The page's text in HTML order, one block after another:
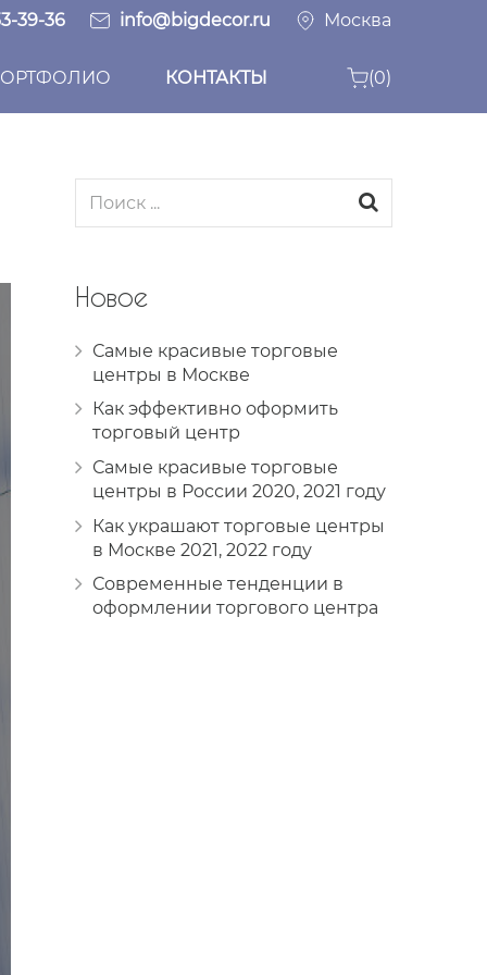
39-36 info@bigdecor.ru Москва
КОНТАКТЫ (0)
Новое
Самые красивые торговые
центры в Москве
Как эффективно оформить
торговый центр
Самые красивые торговые
центры в России 2020, 2021 году
Как украшают торговые центры
в Москве 2021, 2022 году
Современные тенденции в
оформлении торгового центра